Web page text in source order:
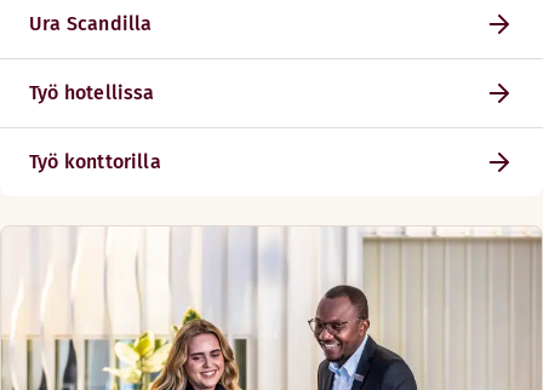
Ura Scandilla
Työ hotellissa
Työ konttorilla